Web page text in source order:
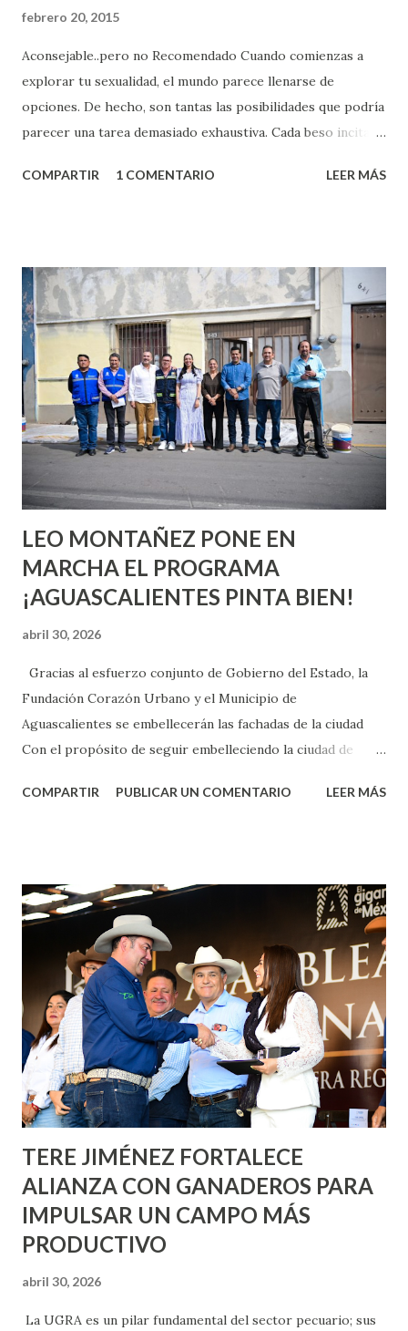
febrero 20, 2015
Aconsejable..pero no Recomendado Cuando comienzas a
explorar tu sexualidad, el mundo parece llenarse de
opciones. De hecho, son tantas las posibilidades que podría
parecer una tarea demasiado exhaustiva. Cada beso incita
partes de ti que jamás hubieras imaginado. El problema es
conoces ni la mitad de lo que deberías saber. Pero incluso
quienes ya han tenido relaciones sexuales no son expertos
o expertas en el tema. Siempre hay algo nuevo que
aprender y nuevas experiencias que conocer. Si eres una
chica y aún no has tenido relaciones sexuales, tal vez
pienses que el sexo será increíble y no puedas esperar para
experimentarlo, pero como cualquier persona con
experiencia te dirá, siempre es mejor cuando ambas partes
son suficientemen...
COMPARTIR 1 COMENTARIO LEER MÁS
LEO MONTAÑEZ PONE EN
MARCHA EL PROGRAMA
¡AGUASCALIENTES PINTA BIEN!
abril 30, 2026
Gracias al esfuerzo conjunto de Gobierno del Estado, la
Fundación Corazón Urbano y el Municipio de
Aguascalientes se embellecerán las fachadas de la ciudad
Con el propósito de seguir embelleciendo la ciudad de
municipal, Leo Montañez dio inicio al programa
Corazón Urbano y el Municipio capital. Leo Montañez
informó que en este programa se usarán cerca de 90 mil
metros cuadrados de pintura, para dar inicio en la calle
Nieto, entre Jesús F. Elizondo y la calle 22 de Octubre, con
lo que se aplicará pintura en 66 casas. Posteriormente se
llevará este programa a Villas de Nuestra Señora de la
Asunción, Avenida Alameda y Decreto 27 de Septiembre, en
los edificios FOVISSSTE Ojo de Agua, en la comunidad
Norias de Paso Hondo y en los edificios de...
COMPARTIR PUBLICAR UN COMENTARIO LEER MÁS
TERE JIMÉNEZ FORTALECE
ALIANZA CON GANADEROS PARA
IMPULSAR UN CAMPO MÁS
PRODUCTIVO
abril 30, 2026
La UGRA es un pilar fundamental del sector pecuario; sus